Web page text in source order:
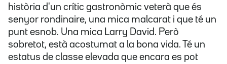
història d'un crític gastronòmic veterà que és
senyor rondinaire, una mica malcarat i que té un
punt esnob. Una mica Larry David. Però
sobretot, està acostumat a la bona vida. Té un
estatus de classe elevada que encara es pot